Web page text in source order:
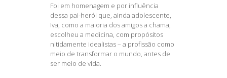
Foi em homenagem e por influência
dessa pai-herói que, ainda adolescente,
Iva, como a maioria dos amigos a chama,
escolheu a medicina, com propósitos
nitidamente idealistas – a profissão como
meio de transformar o mundo, antes de
ser meio de vida.